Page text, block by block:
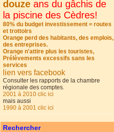
douze ans du gâchis de
la piscine des Cèdres!
80% du budget investissement = routes
et trottoirs
Orange perd des habitants, des emplois,
des entreprises.
Orange n'attire plus les touristes,
Prélèvements excessifs sans les
services
lien vers facebook
Consulter les rapports de la chambre
régionale des comptes.
2001 à 2010 clic ici
mais aussi
1990 à 2001 clic ici
Rechercher